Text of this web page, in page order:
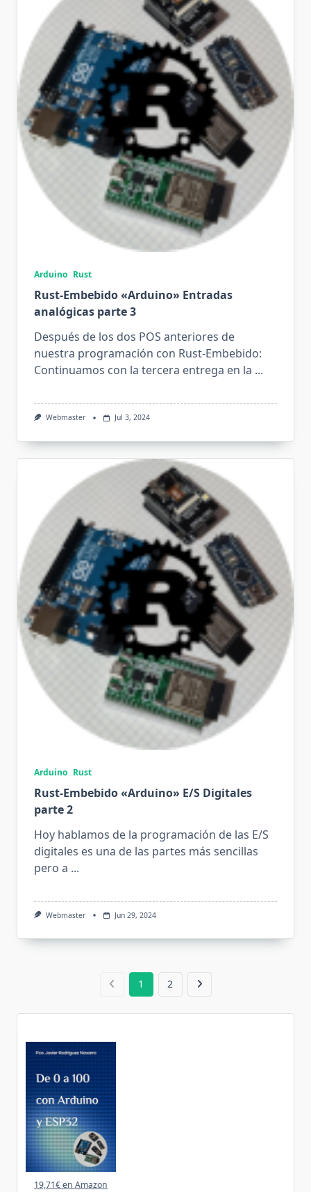
Arduino Rust
Rust-Embebido «Arduino» Entradas
analógicas parte 3
Después de los dos POS anteriores de
nuestra programación con Rust-Embebido:
Continuamos con la tercera entrega en la ...
Webmaster Jul 3, 2024
Arduino Rust
Rust-Embebido «Arduino» E/S Digitales
parte 2
Hoy hablamos de la programación de las E/S
digitales es una de las partes más sencillas
pero a ...
Webmaster Jun 29, 2024
1 2
19,71€ en Amazon